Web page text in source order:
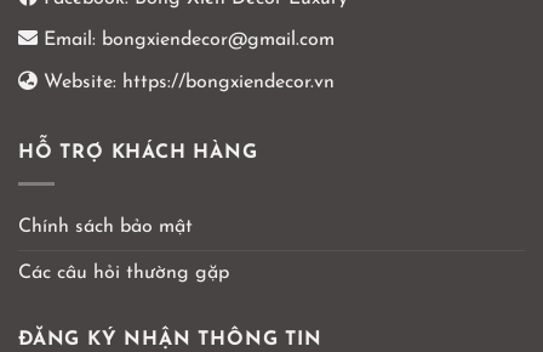
Email: bongxiendecor@gmail.com
Website: https://bongxiendecor.vn
HỖ TRỢ KHÁCH HÀNG
Chính sách bảo mật
Các câu hỏi thường gặp
ĐĂNG KÝ NHẬN THÔNG TIN